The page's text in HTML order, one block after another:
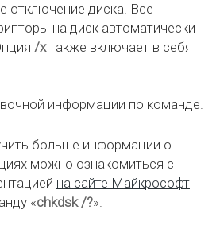
отключение диска. Все
на диск автоматически
/xтакже включает в себя
информации по команде.
больше информации о
можно ознакомиться с
на сайте Майкрософт
«chkdsk /?».